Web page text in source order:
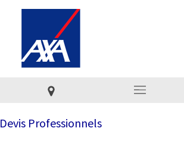
Devis Professionnels